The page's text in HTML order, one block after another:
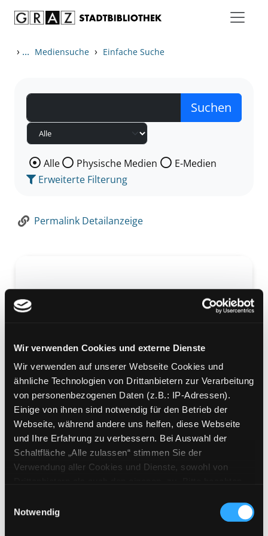
Wir verwenden Cookies und externe Dienste
Wir verwenden auf unserer Webseite Cookies und
ähnliche Technologien von Drittanbietern zur Verarbeitung
von personenbezogenen Daten (z.B.: IP-Adressen).
Einige von ihnen sind notwendig für den Betrieb der
Webseite, während andere uns helfen, diese Webseite
und Ihre Erfahrung zu verbessern. Bei Auswahl der
Schaltfläche „Alle zulassen“ stimmen Sie der
Verwendung aller Cookies und Dienste, sowohl von
Cookies von Drittanbietern, eine Verarbeitung in
unsicheren Drittländern (Länder außerhalb des EWR
Notwendig
› ... Mediensuche › Einfache Suche
Wählen Sie die Medienart nach der Sie suchen wollen.
Alle Physische Medien
E-Medien
Erweiterte Filterung
Permalink Detailanzeige
[erzählt von Ralph Caspers u. a.]
Mediengruppe:Literatur CD
Verfasser:Dax, Eva
Übergeordnetes Werk: Auf den Spuren der
Dinosaurier
Beschreibung ein-/ausblenden
Mehr Informationen ein-/ausblenden